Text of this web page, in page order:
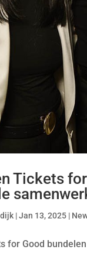
Tickets
|Jan 13, 2025 |
for Good